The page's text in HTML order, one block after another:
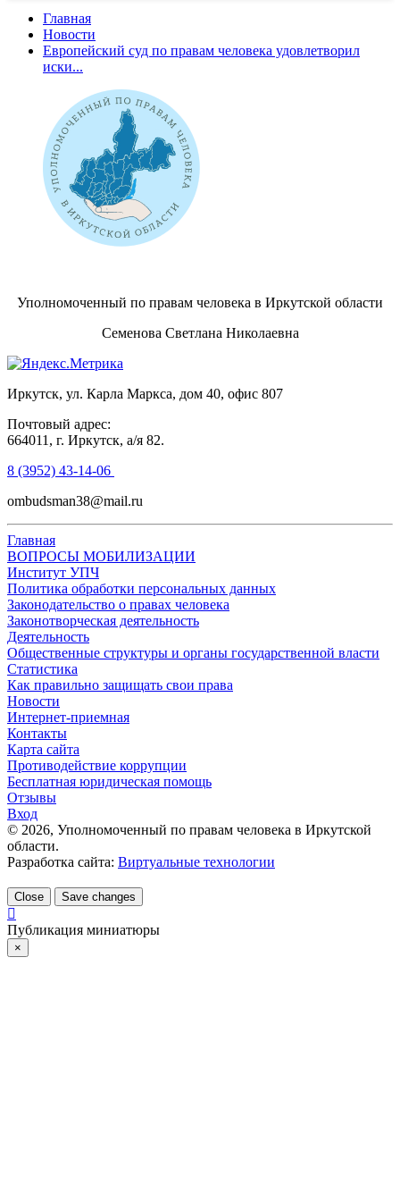
Главная
Новости
Европейский суд по правам человека удовлетворил
иски...
Уполномоченный по правам человека в Иркутской области
Семенова Светлана Николаевна
Иркутск, ул. Карла Маркса, дом 40, офис 807
Почтовый адрес:
664011, г. Иркутск, а/я 82.
8 (3952) 43-14-06
ombudsman38@mail.ru
Главная
ВОПРОСЫ МОБИЛИЗАЦИИ
Институт УПЧ
Политика обработки персональных данных
Законодательство о правах человека
Законотворческая деятельность
Деятельность
Общественные структуры и органы государственной власти
Статистика
Как правильно защищать свои права
Новости
Интернет-приемная
Контакты
Карта сайта
Противодействие коррупции
Бесплатная юридическая помощь
Отзывы
Вход
© 2026, Уполномоченный по правам человека в Иркутской
области.
Разработка сайта: Виртуальные технологии
Close Save changes
Публикация миниатюры
×